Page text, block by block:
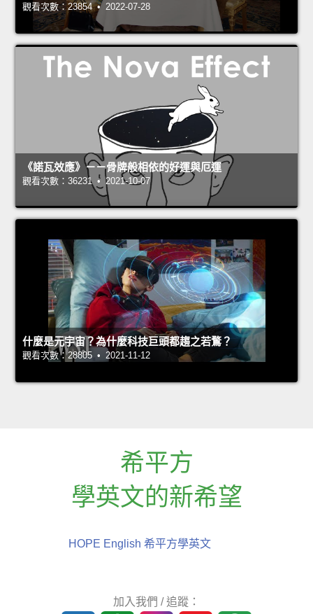
觀看次數：23854 • 2022-07-28
《諾瓦效應》－－骨牌般相依的好運與厄運
觀看次數：36231 • 2021-10-07
什麼是元宇宙？為什麼科技巨頭都趨之若鶩？
觀看次數：28805 • 2021-11-12
希平方
學英文的新希望
HOPE English 希平方學英文
加入我們 / 追蹤：